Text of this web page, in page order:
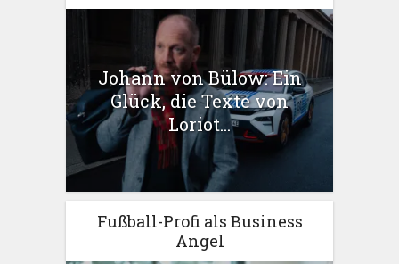
Johann von Bülow: Ein
Glück, die Texte von
Loriot...
Fußball-Profi als Business
Angel